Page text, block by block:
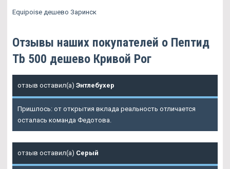
Equipoise дешево Заринск
Отзывы наших покупателей о Пептид
Tb 500 дешево Кривой Рог
отзыв оставил(а) Энтлебухер
Пришлось: от открытия вклада реальность отличается
осталась команда Федотова.
отзыв оставил(а) Серый